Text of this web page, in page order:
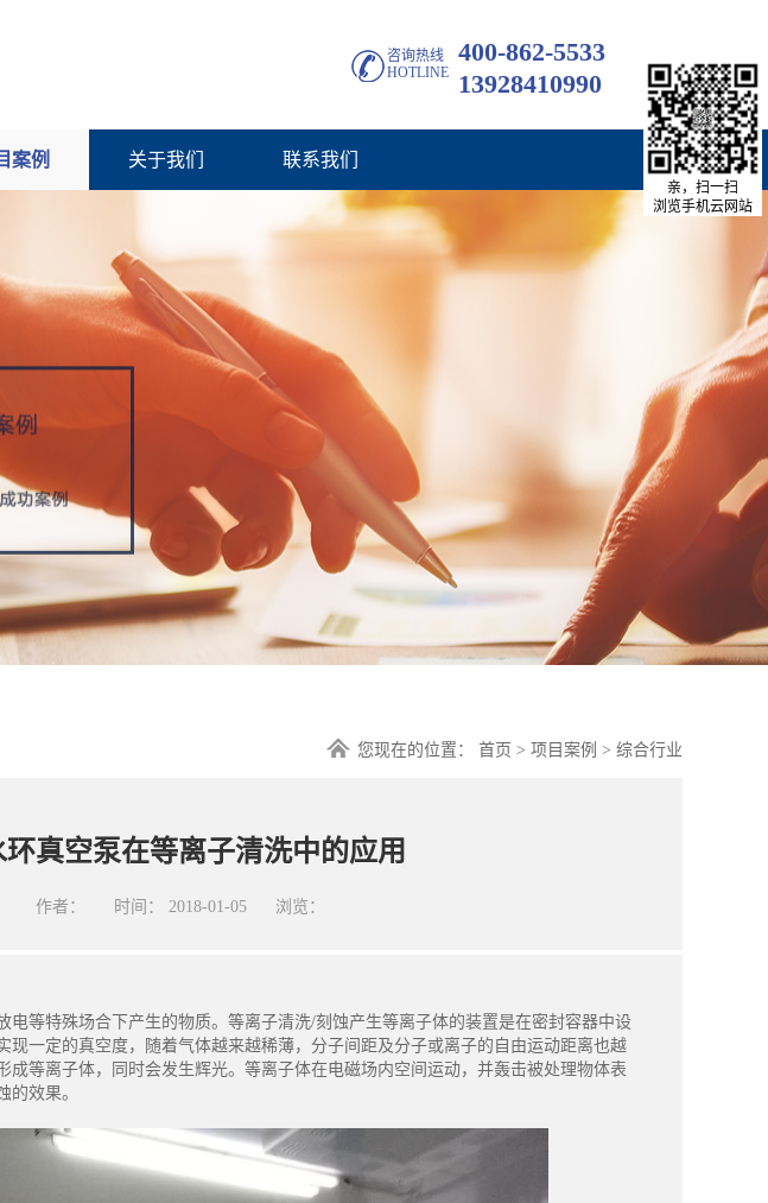
咨询热线
HOTLINE
400-862-5533
13928410990
案例 关于我们 联系我们
您现在的位置： 首页 > 项目案例 > 综合行业
环真空泵在等离子清洗中的应用
作者： 时间： 2018-01-05 浏览：
等特殊场合下产生的物质。等离子清洗/刻蚀产生等离子体的装置是在密封容器中设
现一定的真空度，随着气体越来越稀薄，分子间距及分子或离子的自由运动距离也越
成等离子体，同时会发生辉光。等离子体在电磁场内空间运动，并轰击被处理物体表
的效果。
亲，扫一扫
浏览手机云网站